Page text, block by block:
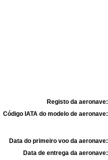
Registo da aeronave:
Código IATA do modelo de aeronave:
Data do primeiro voo da aeronave:
Data de entrega da aeronave: